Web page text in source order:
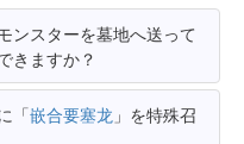
ンスターを墓地へ送って
きますか？
「嵌合要塞龙 」を特殊召